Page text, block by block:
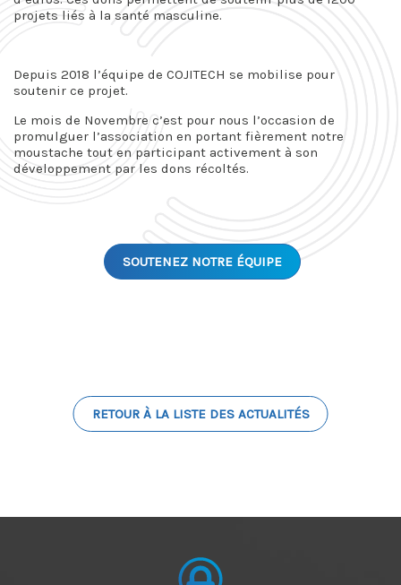
projets liés à la santé masculine.
Depuis 2018 l’équipe de COJITECH se mobilise pour
soutenir ce projet.
Le mois de Novembre c’est pour nous l’occasion de
promulguer l’association en portant fièrement notre
moustache tout en participant activement à son
développement par les dons récoltés.
SOUTENEZ NOTRE ÉQUIPE
RETOUR À LA LISTE DES ACTUALITÉS